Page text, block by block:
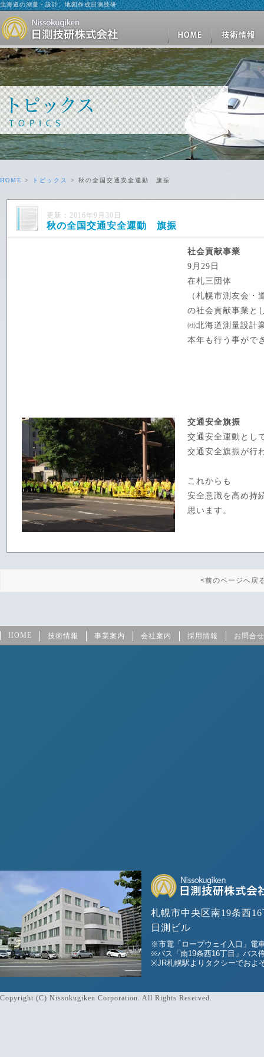
北海道の測量・設計、地図作成日測技研
HOME > トピックス > 秋の全国交通安全運動 旗振
更新：2016年9月30日
秋の全国交通安全運動 旗振
社会貢献事業
9月29日
在札三団体
（札幌市測友会・
の社会貢献事業と
㈳北海道測量設計
本年も行う事がで
交通安全旗振
交通安全運動とし
交通安全旗振が行
これからも
安全意識を高め持
思います。
<前のページへ戻
HOME 技術情報 事業案内 会社案内 採用情報 お問合せ
札幌市中央区南19条西
日測ビル
※市電「ロープウェイ入口」電
※バス「南19条西16丁目」バス
※JR札幌駅よりタクシーでおよ
Copyright (C) Nissokugiken Corporation. All Rights Reserved.